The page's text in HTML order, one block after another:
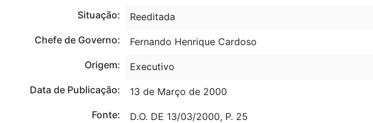
Situação:
Reeditada
Chefe de Governo:
Fernando Henrique Cardoso
Origem:
Executivo
Data de Publicação:
13 de Março de 2000
Fonte:
D.O. DE 13/03/2000, P. 25